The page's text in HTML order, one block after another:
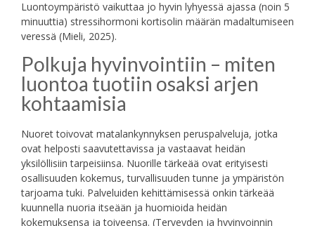
Luontoympäristö vaikuttaa jo hyvin lyhyessä ajassa (noin 5
minuuttia) stressihormoni kortisolin määrän madaltumiseen
veressä (Mieli, 2025).
Polkuja hyvinvointiin – miten
luontoa tuotiin osaksi arjen
kohtaamisia
Nuoret toivovat matalankynnyksen peruspalveluja, jotka
ovat helposti saavutettavissa ja vastaavat heidän
yksilöllisiin tarpeisiinsa. Nuorille tärkeää ovat erityisesti
osallisuuden kokemus, turvallisuuden tunne ja ympäristön
tarjoama tuki. Palveluiden kehittämisessä onkin tärkeää
kuunnella nuoria itseään ja huomioida heidän
kokemuksensa ja toiveensa. (Terveyden ja hyvinvoinnin